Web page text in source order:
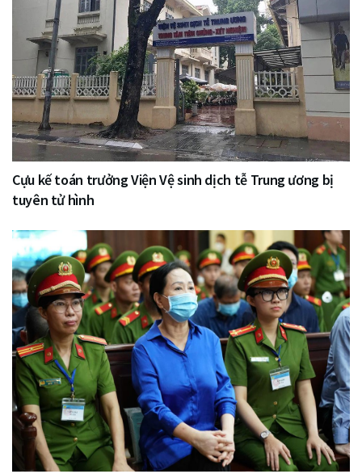
Cựu kế toán trưởng Viện Vệ sinh dịch tễ Trung ương bị
tuyên tử hình